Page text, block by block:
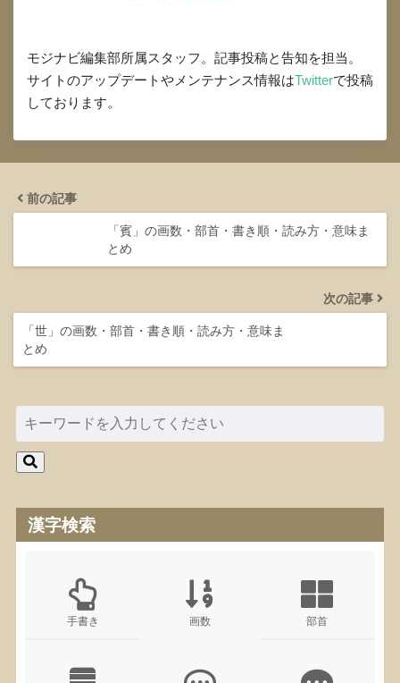
モジナビ編集部所属スタッフ。記事投稿と告知を担当。
サイトのアップデートやメンテナンス情報はTwitterで投稿
しております。
前の記事
「賓」の画数・部首・書き順・読み方・意味ま
とめ
次の記事
「世」の画数・部首・書き順・読み方・意味ま
とめ
漢字検索
手書き 画数 部首